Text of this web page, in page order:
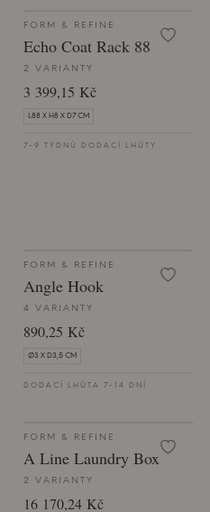
FORM & REFINE
Echo Coat Rack 88
2 VARIANTY
3 399,15 Kč
L88 X H8 X D7 CM
7-9 TÝDNŮ DODACÍ LHŮTY
FORM & REFINE
Angle Hook
4 VARIANTY
890,25 Kč
Ø3 X D3,5 CM
DODACÍ LHŮTA 7-14 DNÍ
FORM & REFINE
A Line Laundry Box
2 VARIANTY
16 170,24 Kč